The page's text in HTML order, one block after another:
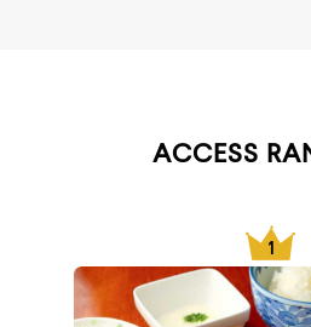
ACCESS